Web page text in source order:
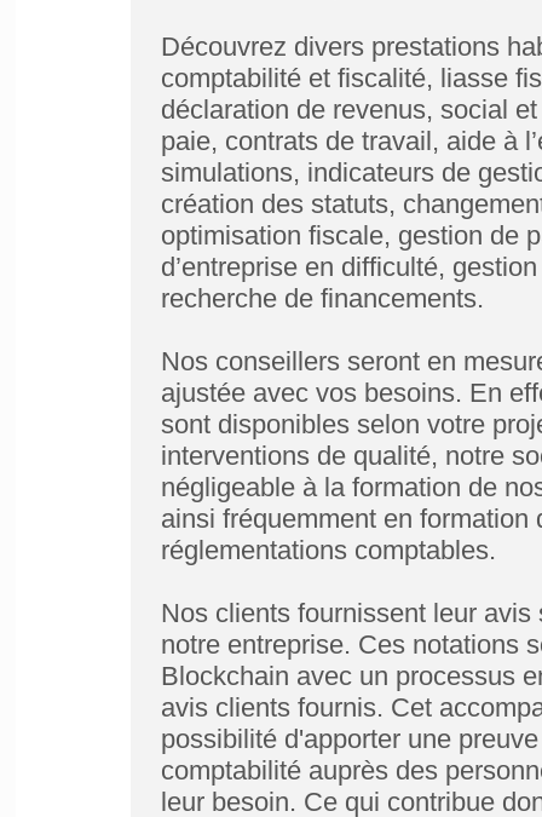
Découvrez divers prestations
comptabilité et fiscalité, liasse
déclaration de revenus, social
paie, contrats de travail, aide à
simulations, indicateurs de
création des statuts,
optimisation fiscale, gestion de
d’entreprise en difficulté,
recherche de financements.
Nos conseillers seront en
ajustée avec vos besoins. En
sont disponibles selon votre
interventions de qualité, notre
négligeable à la formation de
ainsi fréquemment en
réglementations comptables.
Nos clients fournissent leur
notre entreprise. Ces notations
Blockchain avec un processus
avis clients fournis. Cet
possibilité d'apporter une
comptabilité auprès des
leur besoin. Ce qui contribue